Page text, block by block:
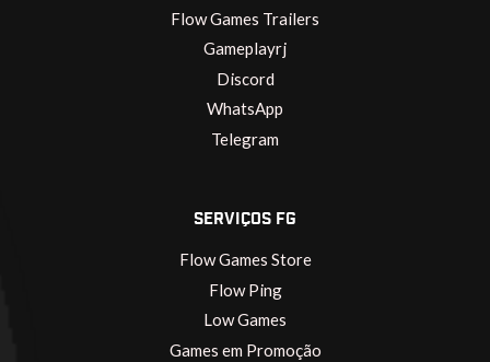
Flow Games Trailers
Gameplayrj
Discord
WhatsApp
Telegram
SERVIÇOS FG
Flow Games Store
Flow Ping
Low Games
Games em Promoção